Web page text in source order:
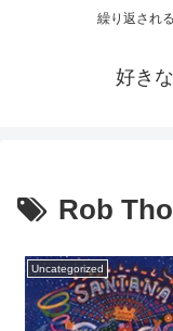
繰り返され
好き
Rob
Uncategorized